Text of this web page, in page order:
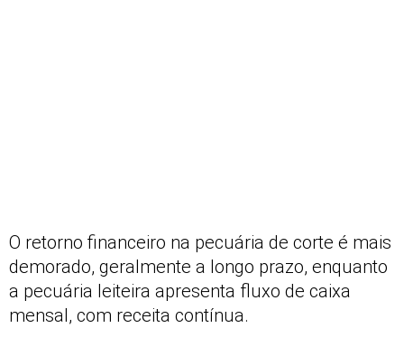
O retorno financeiro na pecuária de corte é mais
demorado, geralmente a longo prazo, enquanto
a pecuária leiteira apresenta fluxo de caixa
mensal, com receita contínua.